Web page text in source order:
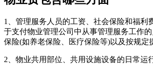
1、管理服务人员的工资、社会保险和福利
于支付物业管理公司中从事管理服务工作
保险(如养老保险、医疗保险等)以及按规定
2、物业共用部位、共用设施设备的日常运